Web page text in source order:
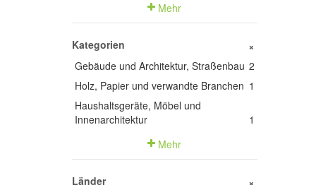
Mehr
Kategorien +
Gebäude und Architektur, Straßenbau 2
Holz, Papier und verwandte Branchen 1
Haushaltsgeräte, Möbel und
Innenarchitektur
1
Mehr
Länder